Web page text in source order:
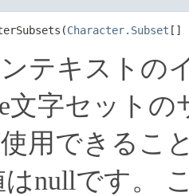
Character.Subset []
テキストの
文字セット
用できるこ
nullです。